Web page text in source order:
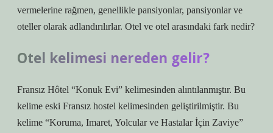
vermelerine rağmen, genellikle pansiyonlar, pansiyonlar ve
oteller olarak adlandırılırlar. Otel ve otel arasındaki fark nedir?
Otel kelimesi nereden gelir?
Fransız Hôtel “Konuk Evi” kelimesinden alıntılanmıştır. Bu
kelime eski Fransız hostel kelimesinden geliştirilmiştir. Bu
kelime “Koruma, Imaret, Yolcular ve Hastalar İçin Zaviye”